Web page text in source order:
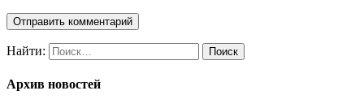
Найти:
Архив новостей